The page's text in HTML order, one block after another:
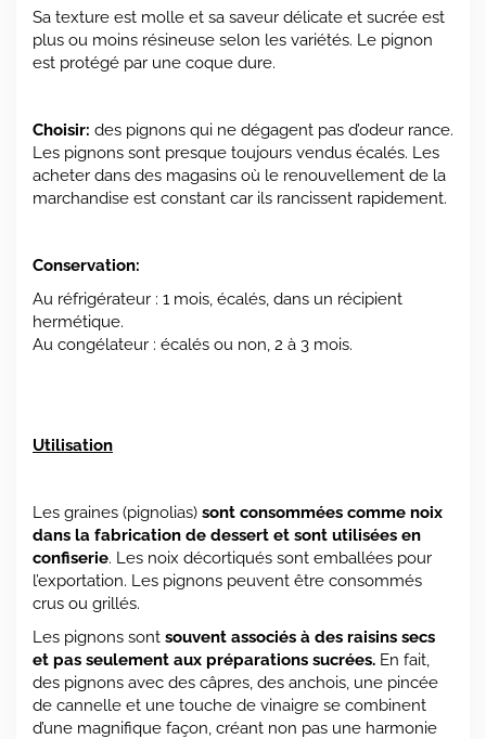
Sa texture est molle et sa saveur délicate et sucrée est
plus ou moins résineuse selon les variétés. Le pignon
est protégé par une coque dure.
Choisir: des pignons qui ne dégagent pas d’odeur rance.
Les pignons sont presque toujours vendus écalés. Les
acheter dans des magasins où le renouvellement de la
marchandise est constant car ils rancissent rapidement.
Conservation:
Au réfrigérateur : 1 mois, écalés, dans un récipient
hermétique.
Au congélateur : écalés ou non, 2 à 3 mois.
Utilisation
Les graines (pignolias) sont consommées comme noix
dans la fabrication de dessert et sont utilisées en
confiserie. Les noix décortiqués sont emballées pour
l’exportation. Les pignons peuvent être consommés
crus ou grillés.
Les pignons sont souvent associés à des raisins secs
et pas seulement aux préparations sucrées. En fait,
des pignons avec des câpres, des anchois, une pincée
de cannelle et une touche de vinaigre se combinent
d’une magnifique façon, créant non pas une harmonie